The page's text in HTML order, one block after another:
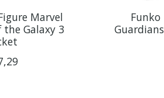
Marvel
Galaxy 3
Funko